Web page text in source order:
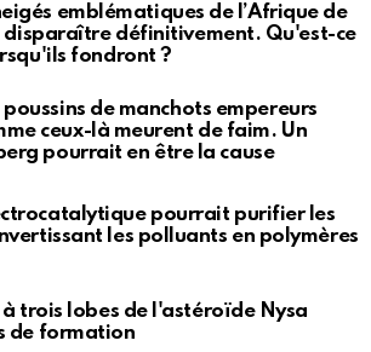
emblématiques de l’Afrique de
disparaître définitivement. Qu'est-ce
fondront ?
poussins de manchots empereurs
ceux-là meurent de faim. Un
pourrait en être la cause
pourrait purifier les
les polluants en polymères
trois lobes de l'astéroïde Nysa
de formation